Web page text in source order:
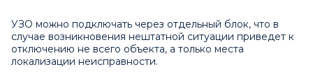
УЗО можно подключать через отдельный блок, что в
случае возникновения нештатной ситуации приведет к
отключению не всего объекта, а только места
локализации неисправности.